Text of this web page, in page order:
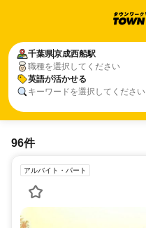
千葉県京成西船駅
職種を選択してください
英語が活かせる
キーワードを選択してください
96件
アルバイト・パート